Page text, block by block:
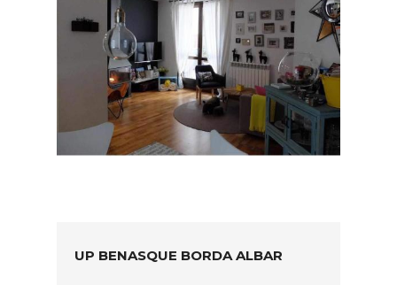
UP BENASQUE BORDA ALBAR